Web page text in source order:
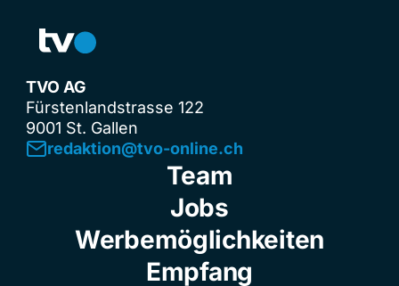
TVO AG
Fürstenlandstrasse 122
9001 St. Gallen
redaktion@tvo-online.ch
Team
Jobs
Werbemöglichkeiten
Empfang